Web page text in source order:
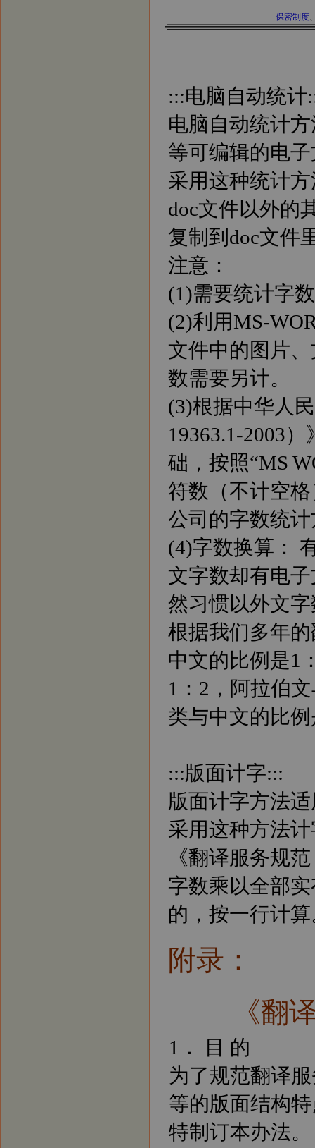
保密制度
:::电脑自动统计
电脑自动统计
等可编辑的电
采用这种统计
doc文件以外的
复制到doc文件
注意：
(1)需要统计字
(2)利用MS-
文件中的图片
数需要另计。
(3)根据中华人
19363.1-2003
础，按照“MS
符数（不计空
公司的字数统
(4)字数换算：
文字数却有电
然习惯以外文
根据我们多年
中文的比例是1
1：2，阿拉伯
类与中文的比
:::版面计字:::
版面计字方法
采用这种方法
《翻译服务规
字数乘以全部
的，按一行计算
附录：
《翻
1． 目 的
为了规范翻译
等的版面结构
特制订本办法。